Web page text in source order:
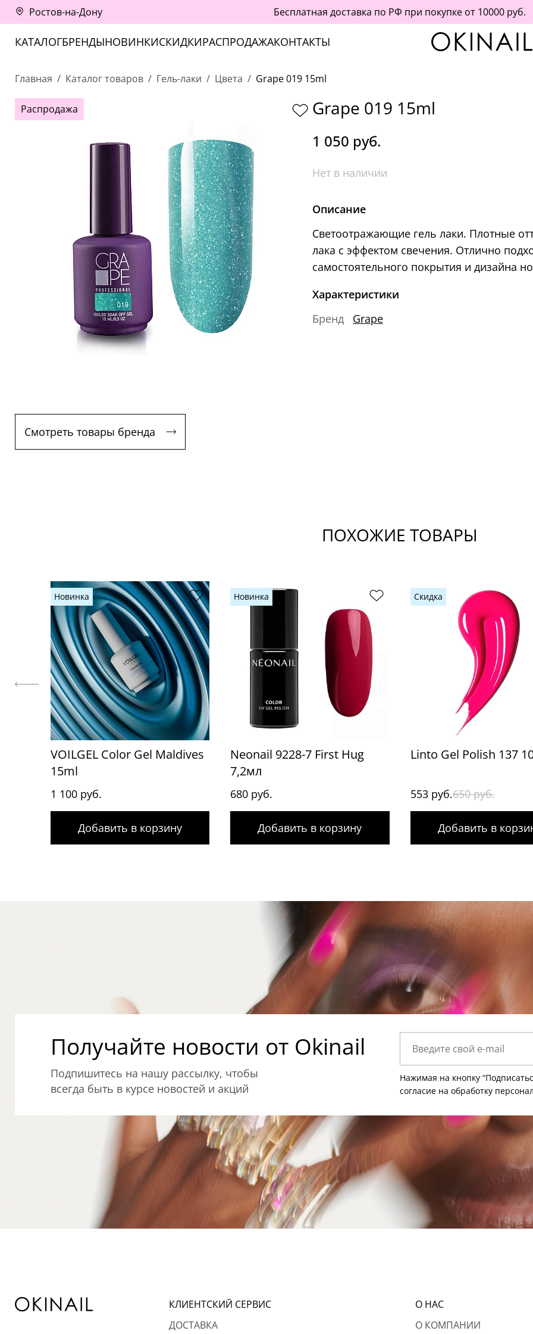
Ростов-на-Дону Бесплатная доставка по РФ при покупке от 10000 руб.
КАТАЛОГБРЕНДЫНОВИНКИСКИДКИРАСПРОДАЖАКОНТАКТЫ
Главная Каталог товаров Гель-лаки Цвета Grape 019 15ml
Распродажа
Смотреть товары бренда
Grape 019 15ml
1 050 руб.
Нет в наличии
Описание
Светоотражающие гель лаки. Плотные
лака с эффектом свечения. Отлично
самостоятельного покрытия и дизайна
Характеристики
Бренд
Grape
ПОХОЖИЕ ТОВАРЫ
Новинка
VOILGEL Color Gel Maldives
15ml
1 100 руб.
Добавить в корзину
Новинка
Neonail 9228-7 First Hug
7,2мл
680 руб.
Добавить в корзину
Скидка
Linto Gel Polish 137
553 руб.650 руб.
Добавить в
Получайте новости от Okinail
Подпишитесь на нашу рассылку, чтобы
всегда быть в курсе новостей и акций
Нажимая на кнопку
согласие на обработку
КЛИЕНТСКИЙ СЕРВИС
ДОСТАВКА
О НАС
О КОМПАНИИ